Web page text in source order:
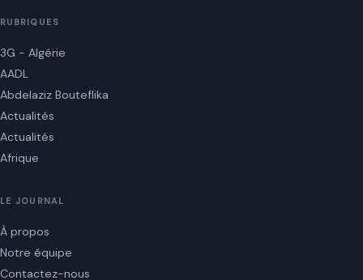
RUBRIQUES
3G - Algérie
AADL
Abdelaziz Bouteflika
Actualités
Actualités
Afrique
LE JOURNAL
À propos
Notre équipe
Contactez-nous